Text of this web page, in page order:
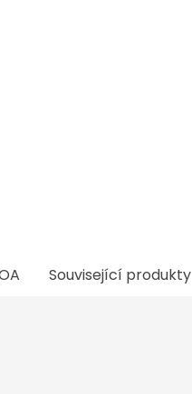
Související produkty